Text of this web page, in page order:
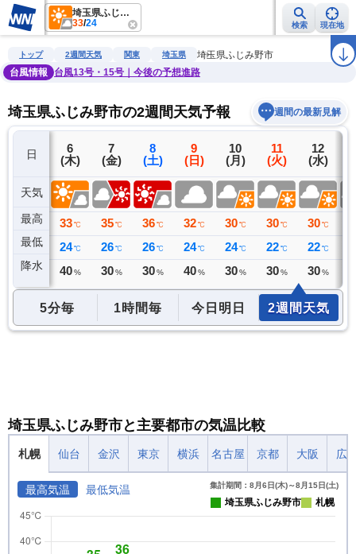
埼玉県ふじみ野市
33/24 検索 現在地
雨雲レーダー 台風情報 地震情報 警報・注意報 ラ
トップ 2週間天気 関東 埼玉県
埼玉県ふじみ野市
台風情報
台風13号・15号｜今後の予想進路
埼玉県ふじみ野市の2週間天気予報 週間の最新見解
日
天気
最高
最低
降水
5
(水)
32 ℃
22 ℃
0 ミリ
6
(木)
33 ℃
24 ℃
40 %
7
(金)
35 ℃
26 ℃
30 %
8
(土)
36 ℃
26 ℃
30 %
9
(日)
32 ℃
24 ℃
40 %
10
(月)
30 ℃
24 ℃
30 %
11
(火)
30 ℃
22 ℃
30 %
12
(水)
30 ℃
22 ℃
30 %
5分毎 1時間毎 今日明日 2週間天気
埼玉県ふじみ野市と主要都市の気温比較
札幌 仙台 金沢 東京 横浜 名古屋 京都 大阪 広
最高気温 最低気温 集計期間：8月6日(木)～8月15日(土)
埼玉県ふじみ野市 札幌